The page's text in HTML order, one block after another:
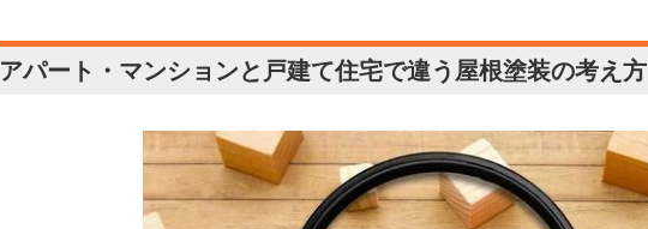
アパート・マンションと戸建て住宅で違う屋根塗装の考え方